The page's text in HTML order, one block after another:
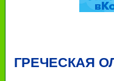
ГРЕЧЕСКАЯ